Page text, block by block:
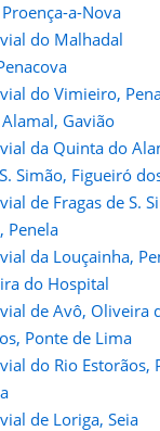
a-Nova
do Malhadal
do Vimieiro,
Gavião
da Quinta do
Simão, Figueiró
de Fragas de S.
Penela
da Louçainha,
do Hospital
de Avô, Oliveira
Ponte de Lima
do Rio Estorãos,
de Loriga, Seia